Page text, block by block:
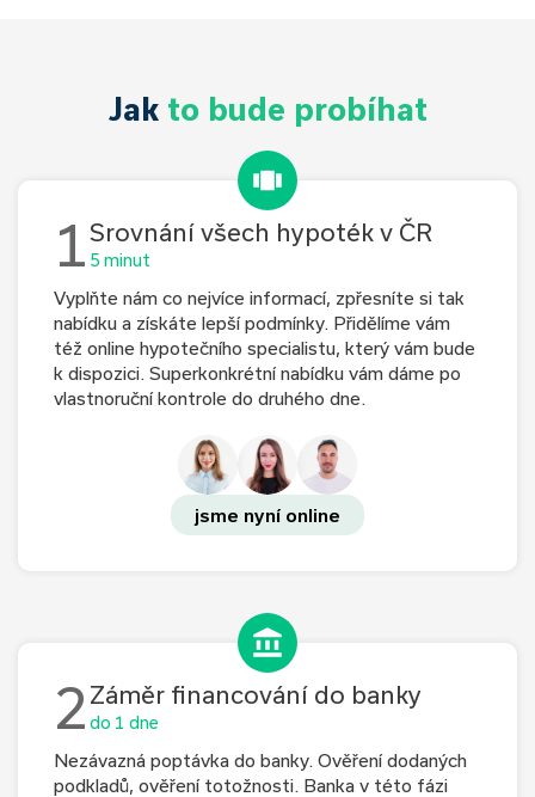
Jak to bude probíhat
1Srovnání všech hypoték v ČR
5 minut
Vyplňte nám co nejvíce informací, zpřesníte si tak
nabídku a získáte lepší podmínky. Přidělíme vám
též online hypotečního specialistu, který vám bude
k dispozici. Superkonkrétní nabídku vám dáme po
vlastnoruční kontrole do druhého dne.
jsme nyní online
2 Záměr financování do banky
do 1 dne
Nezávazná poptávka do banky. Ověření dodaných
podkladů, ověření totožnosti. Banka v této fázi